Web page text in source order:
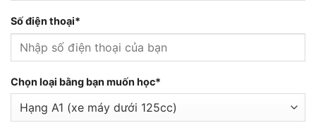
Số điện thoại*
Chọn loại bằng bạn muốn học*